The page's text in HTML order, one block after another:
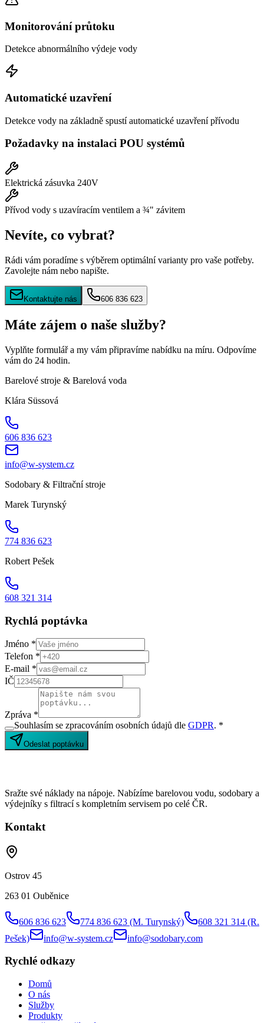
Monitorování průtoku
Detekce abnormálního výdeje vody
Automatické uzavření
Detekce vody na základně spustí automatické uzavření přívodu
Požadavky na instalaci POU systémů
Elektrická zásuvka 240V
Přívod vody s uzavíracím ventilem a ¾" závitem
Nevíte, co vybrat?
Rádi vám poradíme s výběrem optimální varianty pro vaše potřeby.
Zavolejte nám nebo napište.
Kontaktujte nás 606 836 623
Máte zájem o naše služby?
Vyplňte formulář a my vám připravíme nabídku na míru. Odpovíme
vám do 24 hodin.
Barelové stroje & Barelová voda
Klára Süssová
606 836 623
info@w-system.cz
Sodobary & Filtrační stroje
Marek Turynský
774 836 623
Robert Pešek
608 321 314
Rychlá poptávka
Jméno *
Telefon *
E-mail *
IČ
Zpráva *
Souhlasím se zpracováním osobních údajů dle GDPR. *
Odeslat poptávku
Sražte své náklady na nápoje. Nabízíme barelovou vodu, sodobary a
výdejníky s filtrací s kompletním servisem po celé ČR.
Kontakt
Ostrov 45
263 01 Ouběnice
606 836 623 774 836 623 (M. Turynský) 608 321 314 (R.
Pešek)
info@w-system.cz info@sodobary.com
Rychlé odkazy
Domů
O nás
Služby
Produkty